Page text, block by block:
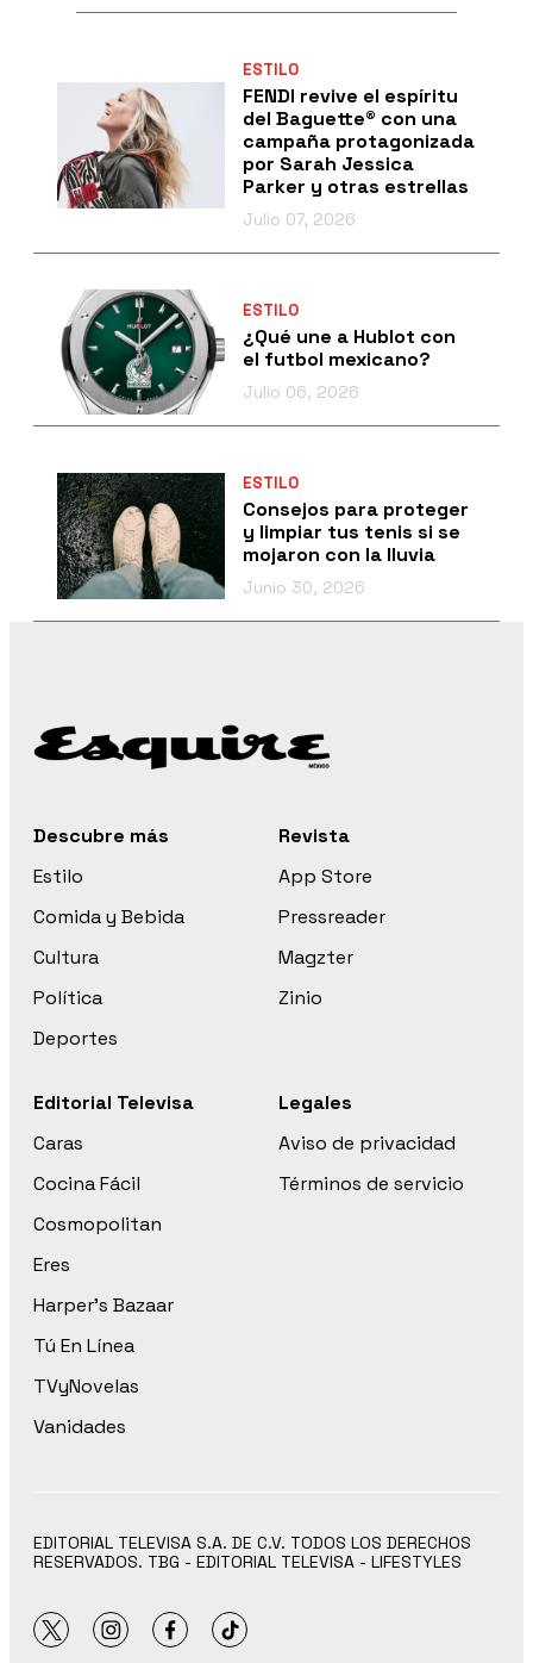
ESTILO
FENDI revive el espíritu
del Baguette® con una
campaña protagonizada
por Sarah Jessica
Parker y otras estrellas
Julio 07, 2026
ESTILO
¿Qué une a Hublot con
el futbol mexicano?
Julio 06, 2026
ESTILO
Consejos para proteger
y limpiar tus tenis si se
mojaron con la lluvia
Junio 30, 2026
Descubre más
Estilo
Comida y Bebida
Cultura
Política
Deportes
Revista
App Store
Pressreader
Magzter
Zinio
Editorial Televisa
Caras
Cocina Fácil
Cosmopolitan
Eres
Harper’s Bazaar
Tú En Línea
TVyNovelas
Vanidades
Legales
Aviso de privacidad
Términos de servicio
EDITORIAL TELEVISA S.A. DE C.V. TODOS LOS DERECHOS
RESERVADOS. TBG - EDITORIAL TELEVISA - LIFESTYLES
twitterinstagram
facebooktiktok